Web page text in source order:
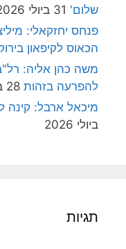
שלום' 31 ביולי 2026
פנחס יחזקאלי:
הכאוס לקיפאון
משה כהן אליה:
להפרעה בזהות 28 ביולי 2026
מיכאל ארבל: קינה
ביולי 2026
תגיות